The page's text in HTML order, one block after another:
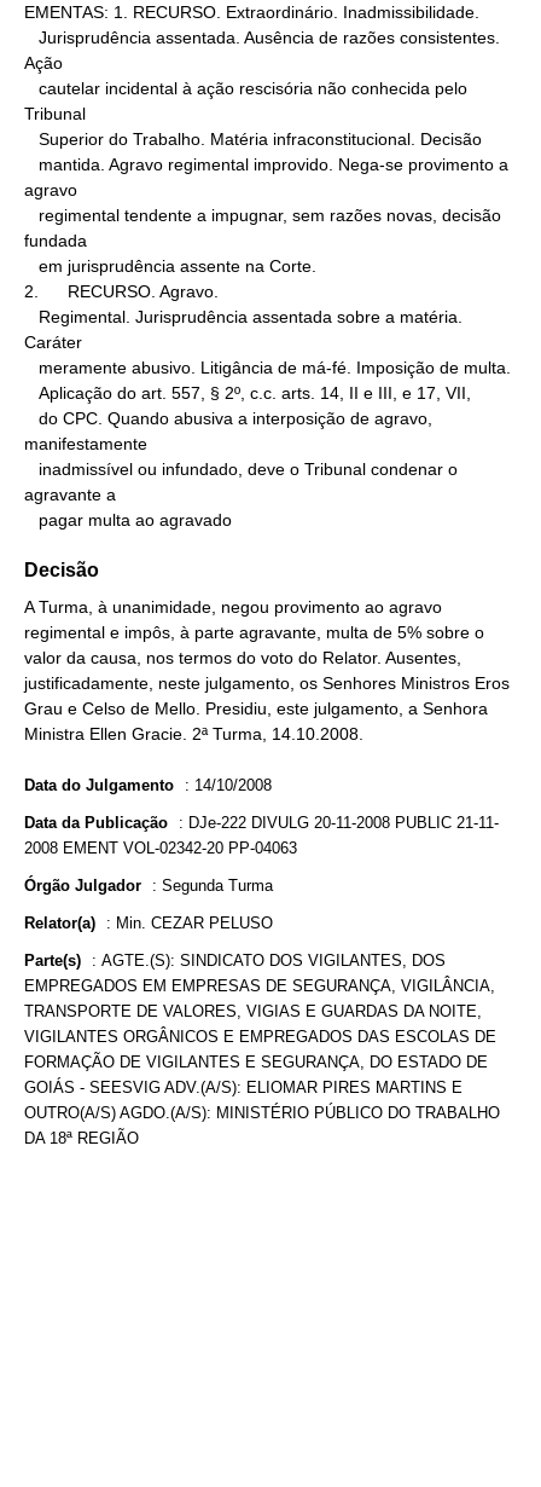
EMENTAS: 1. RECURSO. Extraordinário. Inadmissibilidade.
Ação
Tribunal
agravo
fundada
2.      RECURSO. Agravo.
Caráter
manifestamente
agravante a
   pagar multa ao agravado
Decisão
A Turma, à unanimidade, negou provimento ao agravo
regimental e impôs, à parte agravante, multa de 5% sobre o
valor da causa, nos termos do voto do Relator. Ausentes,
justificadamente, neste julgamento, os Senhores Ministros Eros
Grau e Celso de Mello. Presidiu, este julgamento, a Senhora
Ministra Ellen Gracie. 2ª Turma, 14.10.2008.
Data do Julgamento : 14/10/2008
Data da Publicação : DJe-222 DIVULG 20-11-2008 PUBLIC 21-11-
2008 EMENT VOL-02342-20 PP-04063
Órgão Julgador : Segunda Turma
Relator(a) : Min. CEZAR PELUSO
Parte(s) : AGTE.(S): SINDICATO DOS VIGILANTES, DOS
EMPREGADOS EM EMPRESAS DE SEGURANÇA, VIGILÂNCIA,
TRANSPORTE DE VALORES, VIGIAS E GUARDAS DA NOITE,
VIGILANTES ORGÂNICOS E EMPREGADOS DAS ESCOLAS DE
FORMAÇÃO DE VIGILANTES E SEGURANÇA, DO ESTADO DE
GOIÁS - SEESVIG ADV.(A/S): ELIOMAR PIRES MARTINS E
OUTRO(A/S) AGDO.(A/S): MINISTÉRIO PÚBLICO DO TRABALHO
DA 18ª REGIÃO